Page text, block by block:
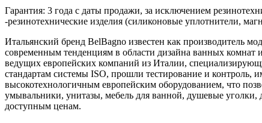
Гарантия: 3 года с даты продажи, за исключением
-резинотехнические изделия (силиконовые уплотнители,
Итальянский бренд BelBagno известен как производитель
современным тенденциям в области дизайна ванных комнат
ведущих европейских компаний из Италии,
стандартам системы ISO, прошли тестирование и
высокотехнологичным европейским оборудованием, что
умывальники, унитазы, мебель для ванной, душевые
доступным ценам.